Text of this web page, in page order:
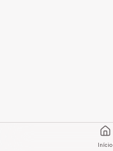
Início